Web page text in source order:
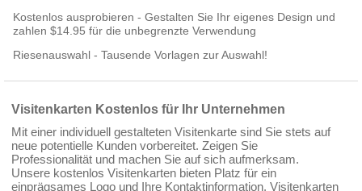
Kostenlos ausprobieren - Gestalten Sie Ihr eigenes Design und
zahlen $14.95 für die unbegrenzte Verwendung
Riesenauswahl - Tausende Vorlagen zur Auswahl!
Visitenkarten Kostenlos für Ihr Unternehmen
Mit einer individuell gestalteten Visitenkarte sind Sie stets auf
neue potentielle Kunden vorbereitet. Zeigen Sie
Professionalität und machen Sie auf sich aufmerksam.
Unsere kostenlos Visitenkarten bieten Platz für ein
einprägsames Logo und Ihre Kontaktinformation. Visitenkarten